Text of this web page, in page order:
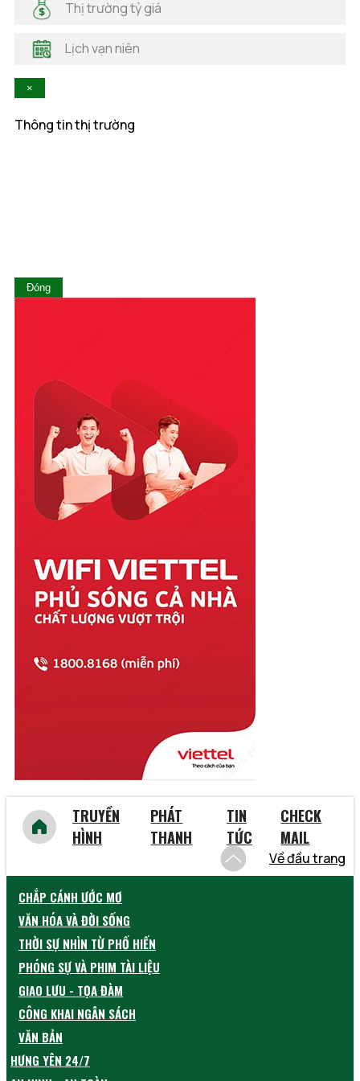
Hà Tĩnh
Hòa Bình
Lai Châu
Quảng Ngãi
Quảng Ninh
Quảng Trị
Sóc Trăng
Sơn La
Tây Ninh
Thái Bình
Thái Nguyên
Thừa Thiên Huế
Tiền Giang
Trà Vinh
Tuyên Quang
Vĩnh Phúc
Vũng Tàu
Thị trường tỷ giá
Lịch vạn niên
×
Thông tin thị trường
Đóng
TRUYỀN
HÌNH
PHÁT
THANH
TIN
TỨC
CHECK
MAIL
Về đầu trang
CHẮP CÁNH ƯỚC MƠ
VĂN HÓA VÀ ĐỜI SỐNG
THỜI SỰ NHÌN TỪ PHỐ HIẾN
PHÓNG SỰ VÀ PHIM TÀI LIỆU
GIAO LƯU - TỌA ĐÀM
CÔNG KHAI NGÂN SÁCH
VĂN BẢN
HƯNG YÊN 24/7